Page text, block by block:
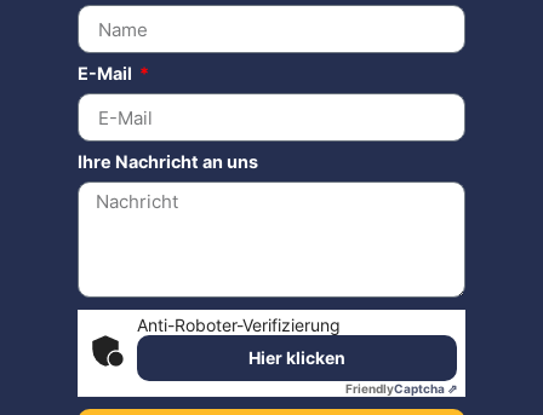
E-Mail
Ihre Nachricht an uns
Anti-Roboter-Verifizierung
Hier klicken
FriendlyCaptcha ⇗